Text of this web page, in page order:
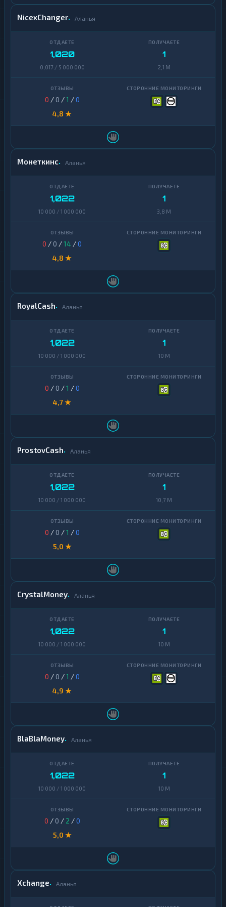
NicexChanger Аланья
1,020
0,017 / 5 000 000
1
2,1 M
0 / 0 /1 /0
4,8 ★
Монеткинс Аланья
1,022
10 000 / 1 000 000
1
3,8 M
0 / 0 /14 /0
4,8 ★
RoyalCash Аланья
1,022
10 000 / 1 000 000
1
10 M
0 / 0 /1 /0
4,7 ★
ProstovCash Аланья
1,022
10 000 / 1 000 000
1
10,7 M
0 / 0 /1 /0
5,0 ★
CrystalMoney Аланья
1,022
10 000 / 1 000 000
1
10 M
0 / 0 /1 /0
4,9 ★
BlaBlaMoney Аланья
1,022
10 000 / 1 000 000
1
10 M
0 / 0 / 2 /0
5,0 ★
Xchange Аланья